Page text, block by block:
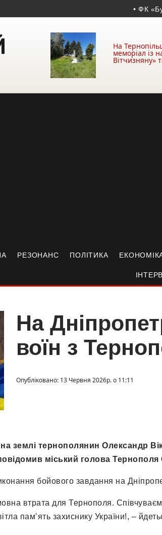
• ФК «Бучач»
На
меморіал із
Вітчизняну»
РЕЗОНАНС ПОЛІТИКА
На
воїн з
Опубліковано: 13 Червня 2026р. о 11:11
землі тернополянин Олександр
міський голова Тернополя
бойового завдання на
втрата для Тернополя.
памʼять захиснику України!, –